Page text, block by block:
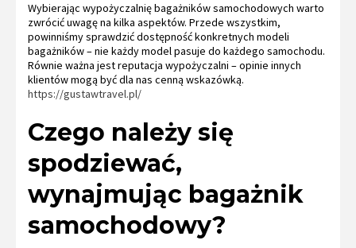
Wybierając wypożyczalnię bagażników samochodowych warto
zwrócić uwagę na kilka aspektów. Przede wszystkim,
powinniśmy sprawdzić dostępność konkretnych modeli
bagażników – nie każdy model pasuje do każdego samochodu.
Równie ważna jest reputacja wypożyczalni – opinie innych
klientów mogą być dla nas cenną wskazówką.
https://gustawtravel.pl/
Czego należy się
spodziewać,
wynajmując bagażnik
samochodowy?